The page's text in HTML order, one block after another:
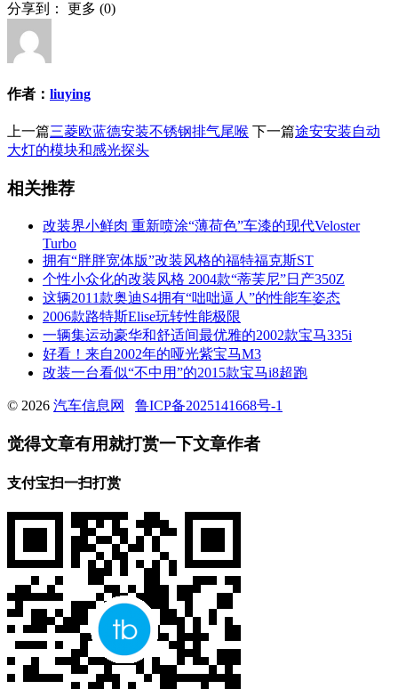
分享到： 更多 (0)
作者： liuying
上一篇三菱欧蓝德安装不锈钢排气尾喉 下一篇途安安装自动
大灯的模块和感光探头
相关推荐
改装界小鲜肉 重新喷涂“薄荷色”车漆的现代Veloster
Turbo
拥有“胖胖宽体版”改装风格的福特福克斯ST
个性小众化的改装风格 2004款“蒂芙尼”日产350Z
这辆2011款奥迪S4拥有“咄咄逼人”的性能车姿态
2006款路特斯Elise玩转性能极限
一辆集运动豪华和舒适间最优雅的2002款宝马335i
好看！来自2002年的哑光紫宝马M3
改装一台看似“不中用”的2015款宝马i8超跑
© 2026 汽车信息网 鲁ICP备2025141668号-1
觉得文章有用就打赏一下文章作者
支付宝扫一扫打赏